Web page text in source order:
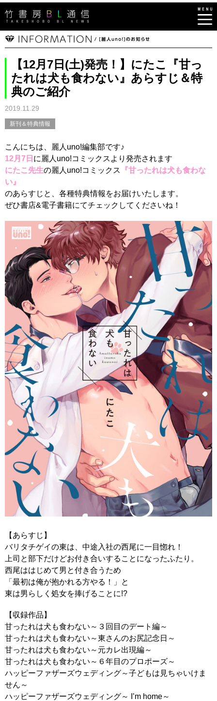
【12月7日(土)発売！】にたこ『甘っ
たれは犬も食わない』あらすじ＆特
典のご紹介
2019.11.29
新刊＆特典情報
こんにちは、麗人uno!編集部です♪
12月7日 に麗人uno!コミックスより発売されます
にたこ先生の麗人uno!コミックス
『甘ったれは犬も食わな
い』
のあらすじと、各種特典情報をお届けいたします。
ぜひ書店&電子書籍にてチェックしてくださいね！
【あらすじ】
バリタチゲイの東は、中途入社の西尾に一目惚れ！
上司と部下だけどお付き合いすることになったふたり。
西尾ははじめて男と付き合うため
「最初は俺が抱かれる方やる！」と
東は男らしく処女を捧げることに!?
【収録作品】
甘ったれは犬も食わない～３回目のデート編～
甘ったれは犬も食わない～東さんのお尻記念日～
甘ったれは犬も食わない～元カレ出現編～
甘ったれは犬も食わない～６年目のプロポーズ～
ハッピーファザーズウェディング～子どもは見ちゃいけま
せん～
ハッピーファザーズウェディング～ I’m home～